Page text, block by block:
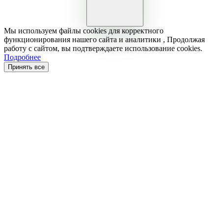
Мы используем файлы cookies для корректного
функционирования нашего сайта и аналитики , Продолжая
работу с сайтом, вы подтверждаете использование cookies.
Подробнее
Принять все